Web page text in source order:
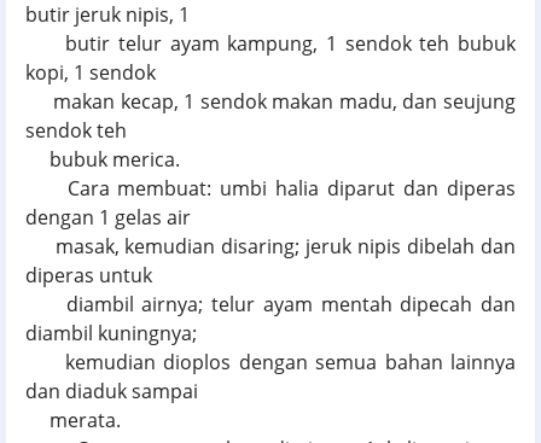
butir jeruk nipis, 1
butir telur ayam kampung, 1 sendok teh bubuk
kopi, 1 sendok
makan kecap, 1 sendok makan madu, dan seujung
sendok teh
bubuk merica.
Cara membuat: umbi halia diparut dan diperas
dengan 1 gelas air
masak, kemudian disaring; jeruk nipis dibelah dan
diperas untuk
diambil airnya; telur ayam mentah dipecah dan
diambil kuningnya;
kemudian dioplos dengan semua bahan lainnya
dan diaduk sampai
merata.